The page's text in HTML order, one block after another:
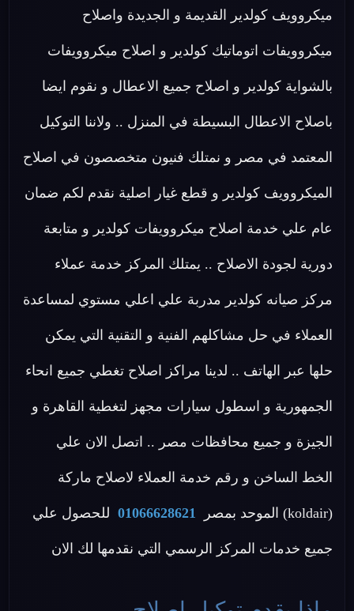
ميكروويف كولدير القديمة و الجديدة واصلاح
ميكروويفات اتوماتيك كولدير و اصلاح ميكروويفات
بالشواية كولدير و اصلاح جميع الاعطال و نقوم ايضا
باصلاح الاعطال البسيطة في المنزل .. ولاننا التوكيل
المعتمد في مصر و نمتلك فنيون متخصصون في اصلاح
الميكروويف كولدير و قطع غيار اصلية نقدم لكم ضمان
عام علي خدمة اصلاح ميكروويفات كولدير و متابعة
دورية لجودة الاصلاح .. يمتلك المركز خدمة عملاء
مركز صيانه كولدير مدربة علي اعلي مستوي لمساعدة
العملاء في حل مشاكلهم الفنية و التقنية التي يمكن
حلها عبر الهاتف .. لدينا مراكز اصلاح تغطي جميع انحاء
الجمهورية و اسطول سيارات مجهز لتغطية القاهرة و
الجيزة و جميع محافظات مصر .. اتصل الان علي
الخط الساخن و رقم خدمة العملاء لاصلاح ماركة
(koldair) الموحد بمصر 01066628621 للحصول علي
جميع خدمات المركز الرسمي التي نقدمها لك الان